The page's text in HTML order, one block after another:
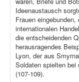
Ideenaustausch
Frauen
internationalen
die entscheidenden
herausragendes
Lyon, der aus
Soldaten spielten bei
(107-109).